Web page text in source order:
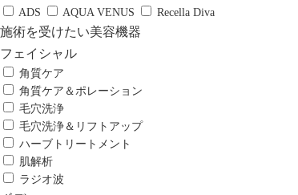
ADS AQUA VENUS Recella Diva
施術を受けたい美容機器
フェイシャル
角質ケア
角質ケア＆ポレーション
毛穴洗浄
毛穴洗浄＆リフトアップ
ハーブトリートメント
肌解析
ラジオ波